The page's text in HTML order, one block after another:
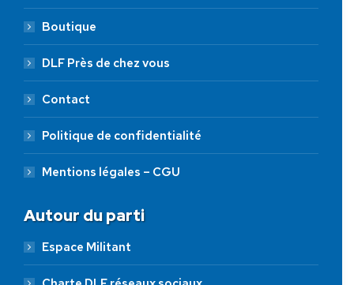
Boutique
DLF Près de chez vous
Contact
Politique de confidentialité
Mentions légales – CGU
Autour du parti
Espace Militant